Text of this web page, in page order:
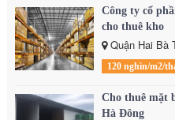
Công ty cổ
cho thuê kho
Quận Hai Bà
120 nghìn/m2/
Cho thuê mặt
Hà Đông